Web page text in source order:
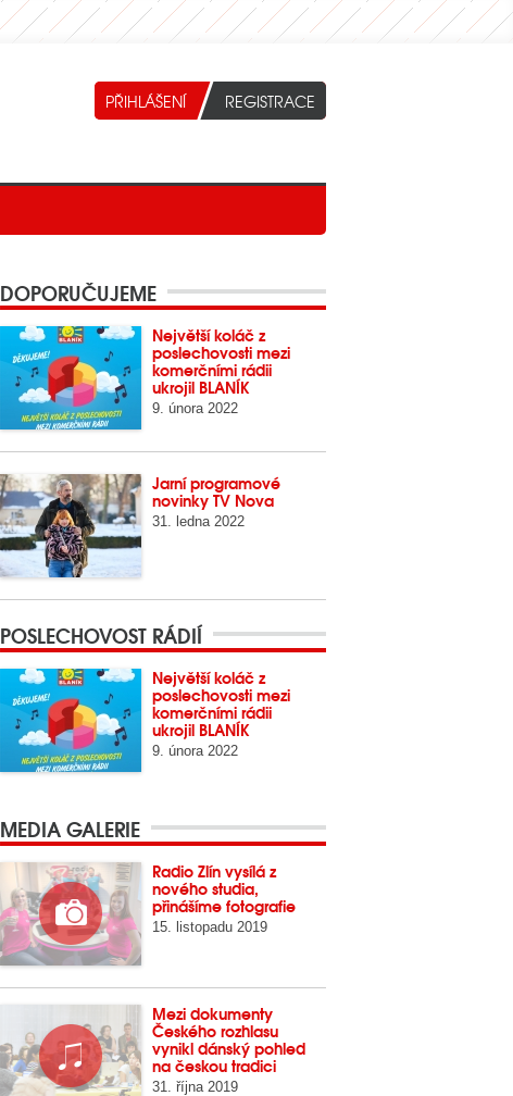
DOPORUČUJEME
Největší koláč z
poslechovosti mezi
komerčními rádii
ukrojil BLANÍK
9. února 2022
Jarní programové
novinky TV Nova
31. ledna 2022
POSLECHOVOST RÁDIÍ
Největší koláč z
poslechovosti mezi
komerčními rádii
ukrojil BLANÍK
9. února 2022
MEDIA GALERIE
Radio Zlín vysílá z
nového studia,
přinášíme fotografie
15. listopadu 2019
Mezi dokumenty
Českého rozhlasu
vynikl dánský pohled
na českou tradici
31. října 2019